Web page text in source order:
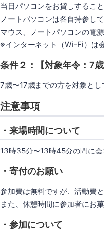
当日パソコンをお貸しすること
ノートパソコンは各自持参し
マウス、ノートパソコンの電
※インターネット（Wi-Fi）は
条件２：【対象年令：7歳
7歳〜17歳までの方を対象とし
注意事項
・来場時間について
13時35分〜13時45分の間に会
・寄付のお願い
参加費は無料ですが、活動費
また、休憩時間に参加者にお
・参加について